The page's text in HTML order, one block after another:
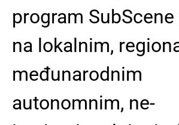
program
na lokalnim,
međunarodnim
autonomnim, ne-